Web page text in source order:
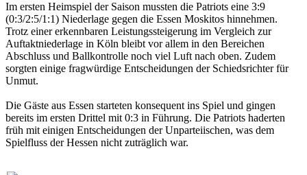
Im ersten Heimspiel der Saison mussten die Patriots eine 3:9
(0:3/2:5/1:1) Niederlage gegen die Essen Moskitos hinnehmen.
Trotz einer erkennbaren Leistungssteigerung im Vergleich zur
Auftaktniederlage in Köln bleibt vor allem in den Bereichen
Abschluss und Ballkontrolle noch viel Luft nach oben. Zudem
sorgten einige fragwürdige Entscheidungen der Schiedsrichter für
Unmut.
Die Gäste aus Essen starteten konsequent ins Spiel und gingen
bereits im ersten Drittel mit 0:3 in Führung. Die Patriots haderten
früh mit einigen Entscheidungen der Unparteiischen, was dem
Spielfluss der Hessen nicht zuträglich war.